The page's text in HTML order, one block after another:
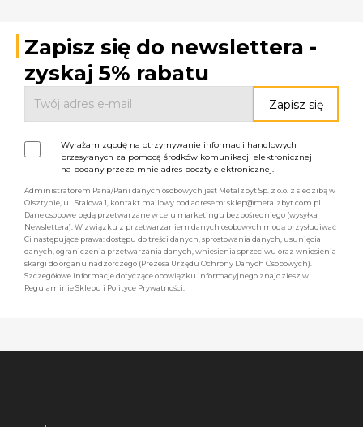
Zapisz się do newslettera -
zyskaj 5% rabatu
Wyrażam zgodę na otrzymywanie informacji handlowych
przesyłanych za pomocą środków komunikacji elektronicznej
na podany przeze mnie adres poczty elektronicznej.
Administratorem Pana/Pani danych osobowych jest Metalzbyt Sp. z o.o. z siedzibą w
Olsztynie, ul. Stalowa 1, kontakt mailowy pod adresem: sklep@metalzbyt.com.pl.
Dane osobowe będą przetwarzane w celu marketingu bezpośredniego (wysyłka
Newslettera). W związku z przetwarzaniem danych osobowych mogą przysługiwać
Ci następujące prawa: dostępu do treści danych, sprostowania danych, usunięcia
danych, ograniczenia przetwarzania danych, wniesienia sprzeciwu oraz wniesienia
skargi do organu nadzorczego (Prezesa Urzędu Ochrony Danych Osobowych).
Szczegółowe informacje dotyczące obowiązku informacyjnego znajdziesz w
Regulaminie Sklepu i Polityce Prywatności.